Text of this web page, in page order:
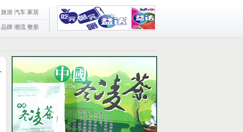
旅游 汽车 家居
品牌 潮流 整形